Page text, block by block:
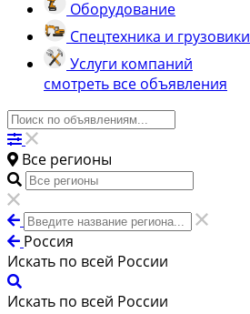
Оборудование
Спецтехника и грузовики
Услуги компаний
смотреть все объявления
Все регионы
Россия
Искать по всей России
Искать по всей России